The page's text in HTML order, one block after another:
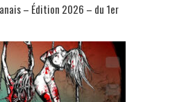
– Édition 2026 – du 1er